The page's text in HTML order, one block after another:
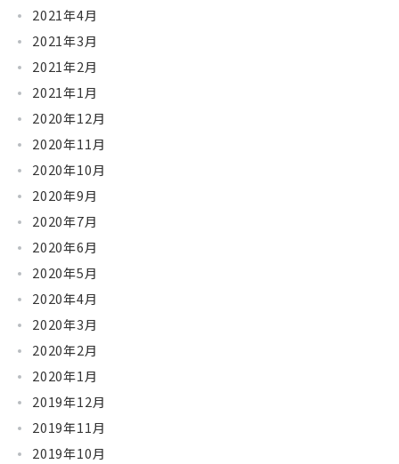
2021年4月
2021年3月
2021年2月
2021年1月
2020年12月
2020年11月
2020年10月
2020年9月
2020年7月
2020年6月
2020年5月
2020年4月
2020年3月
2020年2月
2020年1月
2019年12月
2019年11月
2019年10月